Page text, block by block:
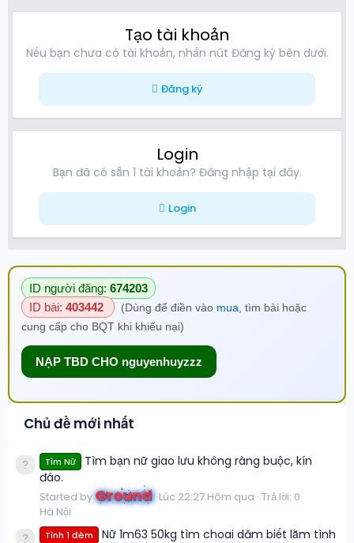
Tạo tài khoản
Nếu bạn chưa có tài khoản, nhấn nút Đăng ký bên dưới.
Đăng ký
Login
Bạn đã có sẵn 1 tài khoản? Đăng nhập tại đây.
Login
ID người đăng: 674203
ID bài: 403442 (Dùng để điền vào mua , tìm bài hoặc
cung cấp cho BQT khi khiếu nại)
NẠP TBD CHO nguyenhuyzzz
Chủ đề mới nhất
Tìm Nữ
Tìm bạn nữ giao lưu không ràng buộc, kín
đáo.
Started byGround Lúc 22:27 Hôm qua Trả lời: 0
Hà Nội
Tình 1 đêm Nữ 1m63 50kg tìm choai dăm biết lằm tình